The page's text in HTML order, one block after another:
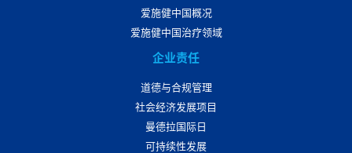
爱施健中国概况
爱施健中国治疗领域
企业责任
道德与合规管理
社会经济发展项目
曼德拉国际日
可持续性发展